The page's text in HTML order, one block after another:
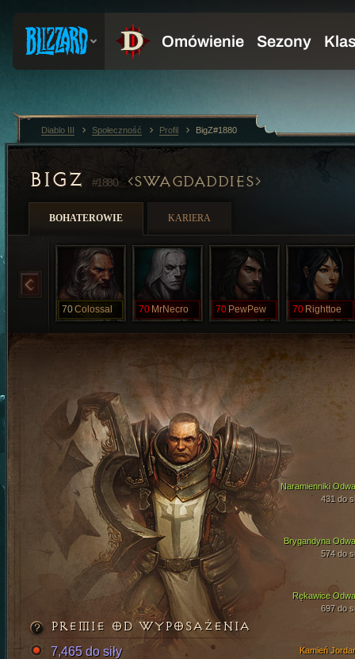
BIGZ #1880 SWAGDADDIES
BOHATEROWIE KARIERA
70Colossal 70 MrNecro 70 PewPew 70 Righttoe
Brygandyna
574 do
Rękawice
697 do
Naramienniki
431 do
Kamień
PREMIE OD WYPOSAŻENIA
7,465 do siły
Diablo III Społeczność Profil BigZ#1880